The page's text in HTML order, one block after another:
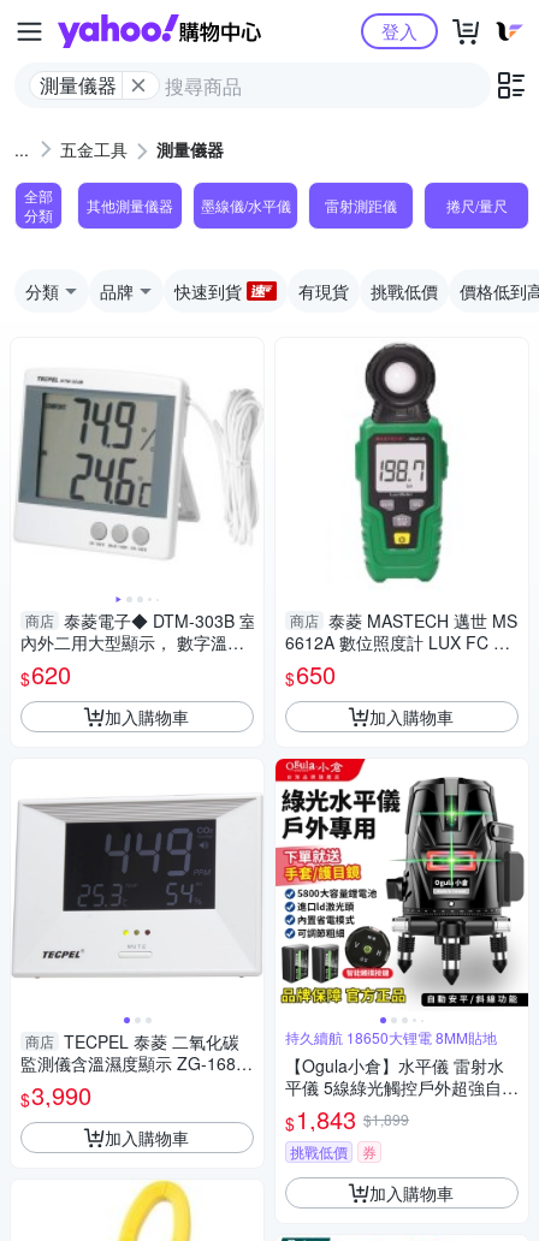
Yahoo購物中心
測量儀器
登入
五金工具 測量儀器
全部
分類
其他測量儀器 墨線儀/水平儀 雷射測距儀 捲尺/量尺
分類 品牌 快速到貨 有現貨 挑戰低價 價格低到
商店 泰菱電子◆ DTM-303B 室
內外二用大型顯示， 數字溫濕
度計 家用 專業 溫溼度計 溫度3
米延長線 TECPEL
$620
加入購物車
商店 TECPEL 泰菱 二氧化碳
監測儀含溫濕度顯示 ZG-1683
$3,990
加入購物車
商店 泰菱 MASTECH 邁世 MS
6612A 數位照度計 LUX FC 測
光 ℃ ℉ 測溫 1年保固 TECPE
L
$650
加入購物車
持久續航 18650大锂電 8MM貼地
【Ogula小倉】水平儀 雷射水
平儀 5線綠光觸控戶外超強自動
調平 藍光雷射水平儀打斜線
（保固兩年 售後無憂）
$1,843 $1,899
挑戰低價
券
加入購物車